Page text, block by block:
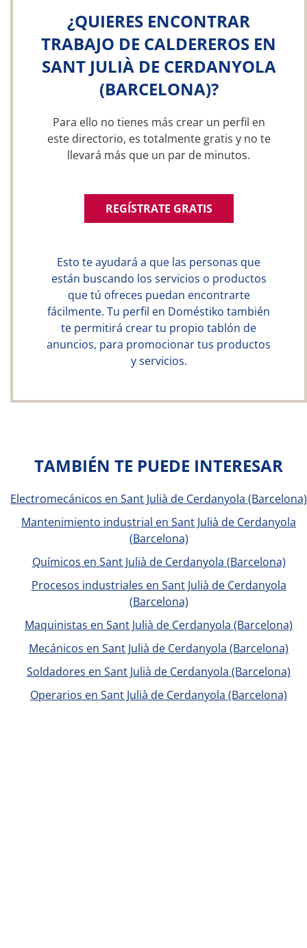
¿QUIERES ENCONTRAR
TRABAJO DE CALDEREROS EN
SANT JULIÀ DE CERDANYOLA
(BARCELONA)?
Para ello no tienes más crear un perfil en
este directorio, es totalmente gratis y no te
llevará más que un par de minutos.
REGÍSTRATE GRATIS
Esto te ayudará a que las personas que
están buscando los servicios o productos
que tú ofreces puedan encontrarte
fácilmente. Tu perfil en Doméstiko también
te permitirá crear tu propio tablón de
anuncios, para promocionar tus productos
y servicios.
TAMBIÉN TE PUEDE INTERESAR
Electromecánicos en Sant Julià de Cerdanyola (Barcelona)
Mantenimiento industrial en Sant Julià de Cerdanyola
(Barcelona)
Químicos en Sant Julià de Cerdanyola (Barcelona)
Procesos industriales en Sant Julià de Cerdanyola
(Barcelona)
Maquinistas en Sant Julià de Cerdanyola (Barcelona)
Mecánicos en Sant Julià de Cerdanyola (Barcelona)
Soldadores en Sant Julià de Cerdanyola (Barcelona)
Operarios en Sant Julià de Cerdanyola (Barcelona)